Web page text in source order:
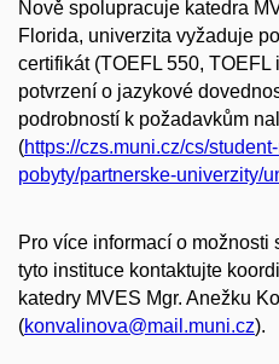
Nově spolupracuje katedra
Florida, univerzita vyžaduje
certifikát (TOEFL 550,
potvrzení o jazykové
podrobností k požadavkům
(https://czs.muni.cz/cs/
pobyty/partnerske-univerzity/
Pro více informací o
tyto instituce kontaktujte
katedry MVES Mgr. Anežku
(konvalinova@mail.muni.cz).